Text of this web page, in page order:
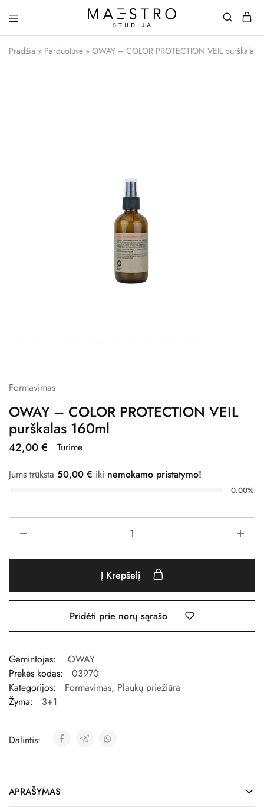
Studija
Pradžia » Parduotuvė » OWAY – COLOR PROTECTION VEIL purškalas
Formavimas
OWAY – COLOR PROTECTION VEIL
purškalas 160ml
42,00€
Turime
Jums trūksta 50,00 € iki nemokamo pristatymo!
0.00%
Į Krepšelį
Pridėti prie norų sąrašo
Gamintojas:
OWAY
Prekės kodas:
03970
Kategorijos:
Formavimas, Plaukų priežiūra
Žyma:
3+1
Dalintis:
APRAŠYMAS